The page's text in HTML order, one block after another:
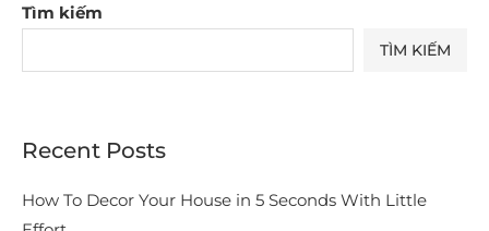
Tìm kiếm
TÌM KIẾM
Recent Posts
How To Decor Your House in 5 Seconds With Little